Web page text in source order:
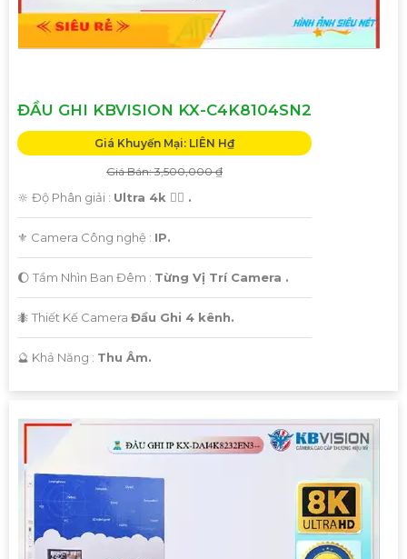
Trân trọng,"
Hy vọng bạn sẽ hài lòng với bản mẫu này. Nếu bạn cần
viết lại Cung cấp cho công trình.
ĐẦU GHI KBVISION KX-C4K8104SN2
Giá Khuyến Mại: LIÊN H₫
Giá Bán: 3,500,000 ₫
🔆 Độ Phân giải : Ultra 4k 👍🏾 .
⚜️ Camera Công nghệ : IP.
🌔 Tầm Nhìn Ban Đêm : Từng Vị Trí Camera .
🐜 Thiết Kế Camera Đầu Ghi 4 kênh.
️🔮 Khả Năng : Thu Âm.